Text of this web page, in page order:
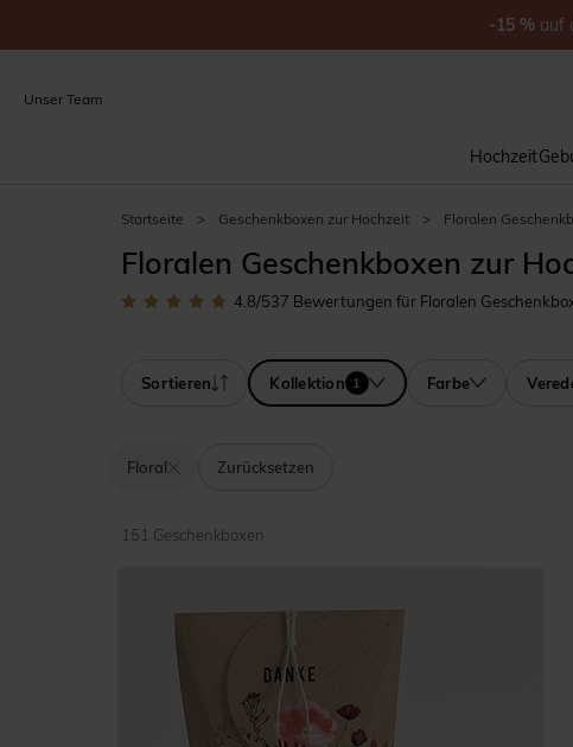
Unser Team
Hochzeit
Startseite > Geschenkboxen zur Hochzeit > Floralen
Floralen Geschenkboxen zur
4.8/537 Bewertungen für Floralen
Sortieren Kollektion 1 Farbe
Floral Zurücksetzen
151 Geschenkboxen
-15 % auf